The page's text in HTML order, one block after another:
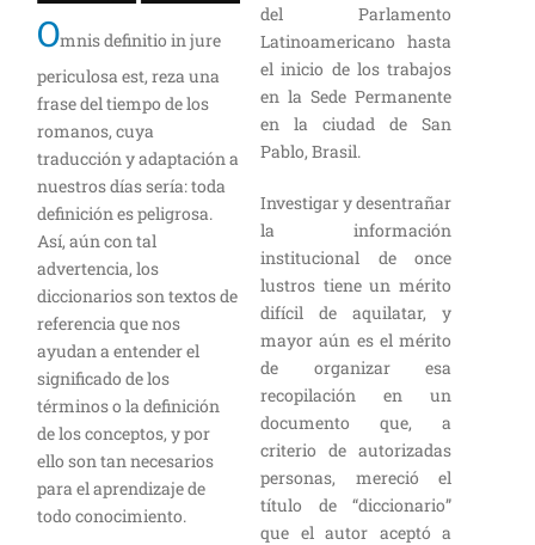
Omnis definitio in jure
periculosa est, reza una
frase del tiempo de los
romanos, cuya
traducción y adaptación a
nuestros días sería: toda
definición es peligrosa.
Así, aún con tal
advertencia, los
diccionarios son textos de
referencia que nos
ayudan a entender el
significado de los
términos o la definición
de los conceptos, y por
ello son tan necesarios
para el aprendizaje de
todo conocimiento.
del Parlamento
Latinoamericano hasta
el inicio de los trabajos
en la Sede Permanente
en la ciudad de San
Pablo, Brasil.
Investigar y desentrañar
la información
institucional de once
lustros tiene un mérito
difícil de aquilatar, y
mayor aún es el mérito
de organizar esa
recopilación en un
documento que, a
criterio de autorizadas
personas, mereció el
título de “diccionario”
que el autor aceptó a